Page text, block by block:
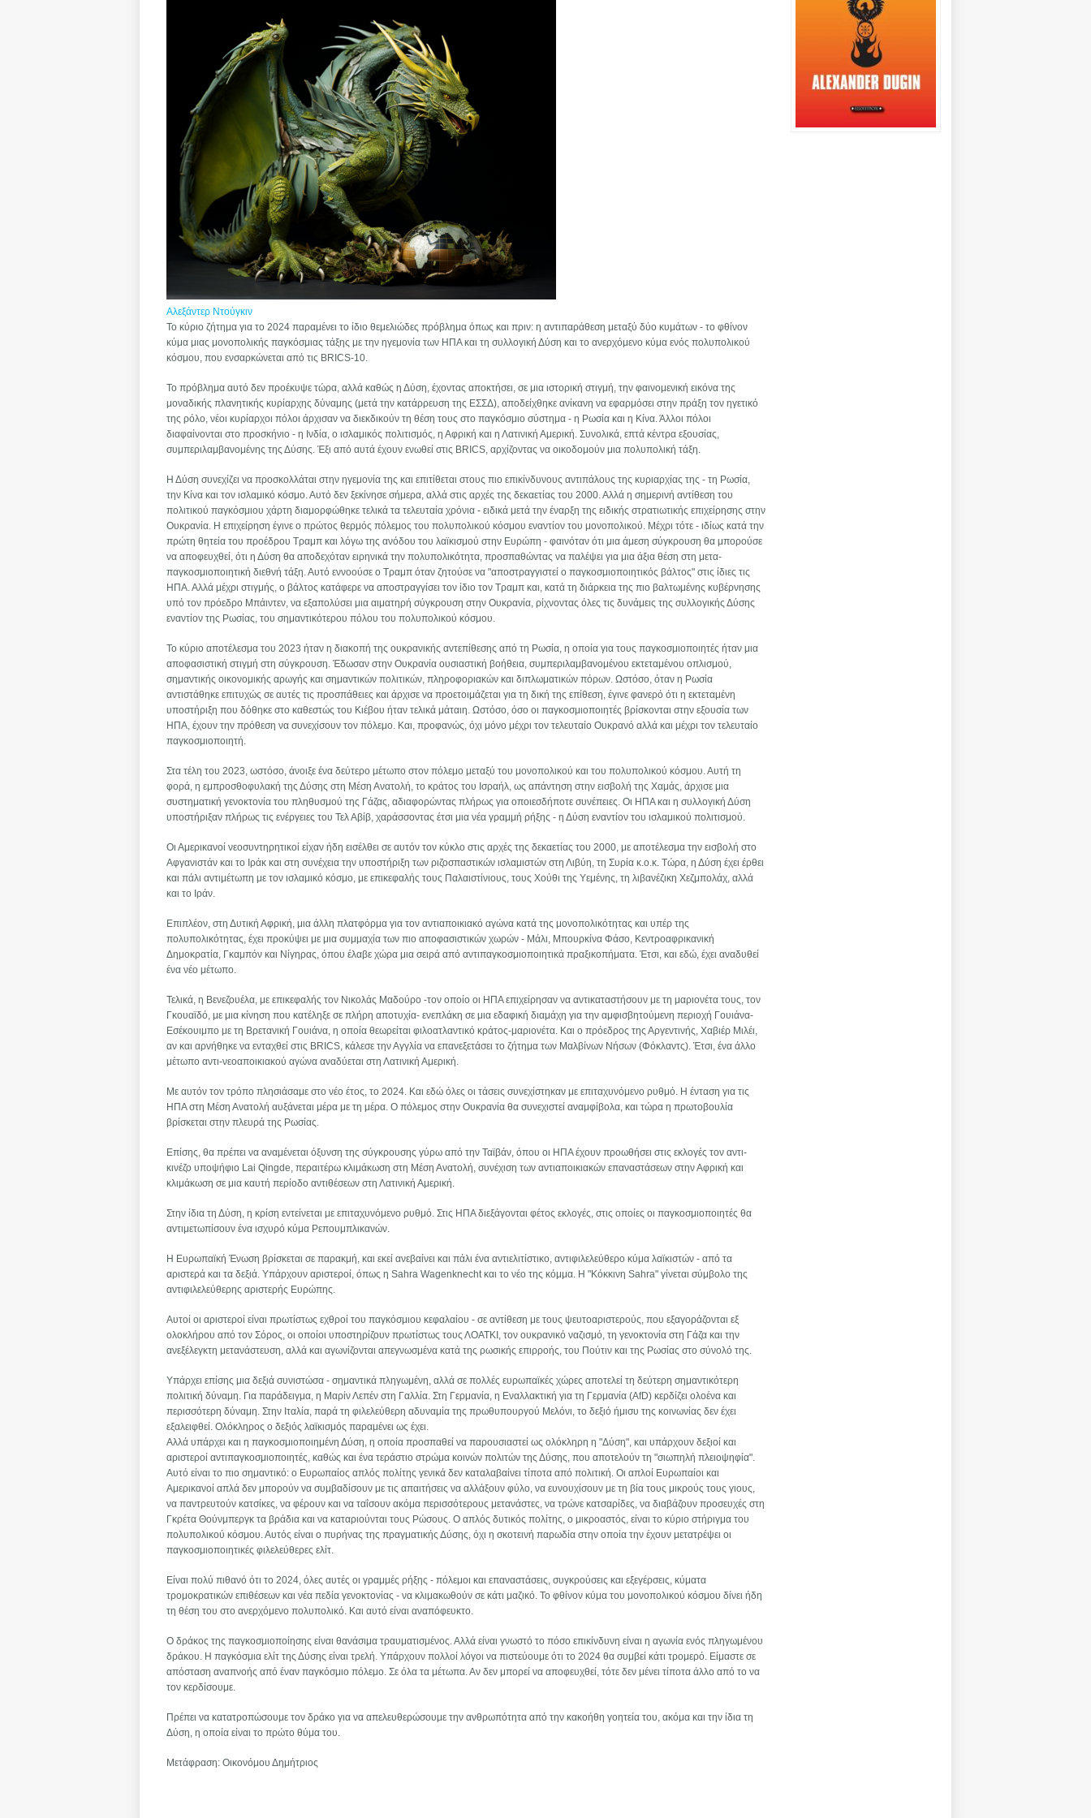
Αλεξάντερ Ντούγκιν
Το κύριο ζήτημα για το 2024 παραμένει το ίδιο θεμελιώδες πρόβλημα όπως και πριν: η αντιπαράθεση μεταξύ δύο κυμάτων - το φθίνον
κύμα μιας μονοπολικής παγκόσμιας τάξης με την ηγεμονία των ΗΠΑ και τη συλλογική Δύση και το ανερχόμενο κύμα ενός πολυπολικού
κόσμου, που ενσαρκώνεται από τις BRICS-10.
Το πρόβλημα αυτό δεν προέκυψε τώρα, αλλά καθώς η Δύση, έχοντας αποκτήσει, σε μια ιστορική στιγμή, την φαινομενική εικόνα της
μοναδικής πλανητικής κυρίαρχης δύναμης (μετά την κατάρρευση της ΕΣΣΔ), αποδείχθηκε ανίκανη να εφαρμόσει στην πράξη τον ηγετικό
της ρόλο, νέοι κυρίαρχοι πόλοι άρχισαν να διεκδικούν τη θέση τους στο παγκόσμιο σύστημα - η Ρωσία και η Κίνα. Άλλοι πόλοι
διαφαίνονται στο προσκήνιο - η Ινδία, ο ισλαμικός πολιτισμός, η Αφρική και η Λατινική Αμερική. Συνολικά, επτά κέντρα εξουσίας,
συμπεριλαμβανομένης της Δύσης. Έξι από αυτά έχουν ενωθεί στις BRICS, αρχίζοντας να οικοδομούν μια πολυπολική τάξη.
Η Δύση συνεχίζει να προσκολλάται στην ηγεμονία της και επιτίθεται στους πιο επικίνδυνους αντιπάλους της κυριαρχίας της - τη Ρωσία,
την Κίνα και τον ισλαμικό κόσμο. Αυτό δεν ξεκίνησε σήμερα, αλλά στις αρχές της δεκαετίας του 2000. Αλλά η σημερινή αντίθεση του
πολιτικού παγκόσμιου χάρτη διαμορφώθηκε τελικά τα τελευταία χρόνια - ειδικά μετά την έναρξη της ειδικής στρατιωτικής επιχείρησης στην
Ουκρανία. Η επιχείρηση έγινε ο πρώτος θερμός πόλεμος του πολυπολικού κόσμου εναντίον του μονοπολικού. Μέχρι τότε - ιδίως κατά την
πρώτη θητεία του προέδρου Τραμπ και λόγω της ανόδου του λαϊκισμού στην Ευρώπη - φαινόταν ότι μια άμεση σύγκρουση θα μπορούσε
να αποφευχθεί, ότι η Δύση θα αποδεχόταν ειρηνικά την πολυπολικότητα, προσπαθώντας να παλέψει για μια άξια θέση στη μετα-
παγκοσμιοποιητική διεθνή τάξη. Αυτό εννοούσε ο Τραμπ όταν ζητούσε να "αποστραγγιστεί ο παγκοσμιοποιητικός βάλτος" στις ίδιες τις
ΗΠΑ. Αλλά μέχρι στιγμής, ο βάλτος κατάφερε να αποστραγγίσει τον ίδιο τον Τραμπ και, κατά τη διάρκεια της πιο βαλτωμένης κυβέρνησης
υπό τον πρόεδρο Μπάιντεν, να εξαπολύσει μια αιματηρή σύγκρουση στην Ουκρανία, ρίχνοντας όλες τις δυνάμεις της συλλογικής Δύσης
εναντίον της Ρωσίας, του σημαντικότερου πόλου του πολυπολικού κόσμου.
Το κύριο αποτέλεσμα του 2023 ήταν η διακοπή της ουκρανικής αντεπίθεσης από τη Ρωσία, η οποία για τους παγκοσμιοποιητές ήταν μια
αποφασιστική στιγμή στη σύγκρουση. Έδωσαν στην Ουκρανία ουσιαστική βοήθεια, συμπεριλαμβανομένου εκτεταμένου οπλισμού,
σημαντικής οικονομικής αρωγής και σημαντικών πολιτικών, πληροφοριακών και διπλωματικών πόρων. Ωστόσο, όταν η Ρωσία
αντιστάθηκε επιτυχώς σε αυτές τις προσπάθειες και άρχισε να προετοιμάζεται για τη δική της επίθεση, έγινε φανερό ότι η εκτεταμένη
υποστήριξη που δόθηκε στο καθεστώς του Κιέβου ήταν τελικά μάταιη. Ωστόσο, όσο οι παγκοσμιοποιητές βρίσκονται στην εξουσία των
ΗΠΑ, έχουν την πρόθεση να συνεχίσουν τον πόλεμο. Και, προφανώς, όχι μόνο μέχρι τον τελευταίο Ουκρανό αλλά και μέχρι τον τελευταίο
παγκοσμιοποιητή.
Στα τέλη του 2023, ωστόσο, άνοιξε ένα δεύτερο μέτωπο στον πόλεμο μεταξύ του μονοπολικού και του πολυπολικού κόσμου. Αυτή τη
φορά, η εμπροσθοφυλακή της Δύσης στη Μέση Ανατολή, το κράτος του Ισραήλ, ως απάντηση στην εισβολή της Χαμάς, άρχισε μια
συστηματική γενοκτονία του πληθυσμού της Γάζας, αδιαφορώντας πλήρως για οποιεσδήποτε συνέπειες. Οι ΗΠΑ και η συλλογική Δύση
υποστήριξαν πλήρως τις ενέργειες του Τελ Αβίβ, χαράσσοντας έτσι μια νέα γραμμή ρήξης - η Δύση εναντίον του ισλαμικού πολιτισμού.
Οι Αμερικανοί νεοσυντηρητικοί είχαν ήδη εισέλθει σε αυτόν τον κύκλο στις αρχές της δεκαετίας του 2000, με αποτέλεσμα την εισβολή στο
Αφγανιστάν και το Ιράκ και στη συνέχεια την υποστήριξη των ριζοσπαστικών ισλαμιστών στη Λιβύη, τη Συρία κ.ο.κ. Τώρα, η Δύση έχει έρθει
και πάλι αντιμέτωπη με τον ισλαμικό κόσμο, με επικεφαλής τους Παλαιστίνιους, τους Χούθι της Υεμένης, τη λιβανέζικη Χεζμπολάχ, αλλά
και το Ιράν.
Επιπλέον, στη Δυτική Αφρική, μια άλλη πλατφόρμα για τον αντιαποικιακό αγώνα κατά της μονοπολικότητας και υπέρ της
πολυπολικότητας, έχει προκύψει με μια συμμαχία των πιο αποφασιστικών χωρών - Μάλι, Μπουρκίνα Φάσο, Κεντροαφρικανική
Δημοκρατία, Γκαμπόν και Νίγηρας, όπου έλαβε χώρα μια σειρά από αντιπαγκοσμιοποιητικά πραξικοπήματα. Έτσι, και εδώ, έχει αναδυθεί
ένα νέο μέτωπο.
Τελικά, η Βενεζουέλα, με επικεφαλής τον Νικολάς Μαδούρο -τον οποίο οι ΗΠΑ επιχείρησαν να αντικαταστήσουν με τη μαριονέτα τους, τον
Γκουαϊδό, με μια κίνηση που κατέληξε σε πλήρη αποτυχία- ενεπλάκη σε μια εδαφική διαμάχη για την αμφισβητούμενη περιοχή Γουιάνα-
Εσέκουιμπο με τη Βρετανική Γουιάνα, η οποία θεωρείται φιλοατλαντικό κράτος-μαριονέτα. Και ο πρόεδρος της Αργεντινής, Χαβιέρ Μιλέι,
αν και αρνήθηκε να ενταχθεί στις BRICS, κάλεσε την Αγγλία να επανεξετάσει το ζήτημα των Μαλβίνων Νήσων (Φόκλαντς). Έτσι, ένα άλλο
μέτωπο αντι-νεοαποικιακού αγώνα αναδύεται στη Λατινική Αμερική.
Με αυτόν τον τρόπο πλησιάσαμε στο νέο έτος, το 2024. Και εδώ όλες οι τάσεις συνεχίστηκαν με επιταχυνόμενο ρυθμό. Η ένταση για τις
ΗΠΑ στη Μέση Ανατολή αυξάνεται μέρα με τη μέρα. Ο πόλεμος στην Ουκρανία θα συνεχιστεί αναμφίβολα, και τώρα η πρωτοβουλία
βρίσκεται στην πλευρά της Ρωσίας.
Επίσης, θα πρέπει να αναμένεται όξυνση της σύγκρουσης γύρω από την Ταϊβάν, όπου οι ΗΠΑ έχουν προωθήσει στις εκλογές τον αντι-
κινέζο υποψήφιο Lai Qingde, περαιτέρω κλιμάκωση στη Μέση Ανατολή, συνέχιση των αντιαποικιακών επαναστάσεων στην Αφρική και
κλιμάκωση σε μια καυτή περίοδο αντιθέσεων στη Λατινική Αμερική.
Στην ίδια τη Δύση, η κρίση εντείνεται με επιταχυνόμενο ρυθμό. Στις ΗΠΑ διεξάγονται φέτος εκλογές, στις οποίες οι παγκοσμιοποιητές θα
αντιμετωπίσουν ένα ισχυρό κύμα Ρεπουμπλικανών.
Η Ευρωπαϊκή Ένωση βρίσκεται σε παρακμή, και εκεί ανεβαίνει και πάλι ένα αντιελιτίστικο, αντιφιλελεύθερο κύμα λαϊκιστών - από τα
αριστερά και τα δεξιά. Υπάρχουν αριστεροί, όπως η Sahra Wagenknecht και το νέο της κόμμα. Η "Κόκκινη Sahra" γίνεται σύμβολο της
αντιφιλελεύθερης αριστερής Ευρώπης.
Αυτοί οι αριστεροί είναι πρωτίστως εχθροί του παγκόσμιου κεφαλαίου - σε αντίθεση με τους ψευτοαριστερούς, που εξαγοράζονται εξ
ολοκλήρου από τον Σόρος, οι οποίοι υποστηρίζουν πρωτίστως τους ΛΟΑΤΚΙ, τον ουκρανικό ναζισμό, τη γενοκτονία στη Γάζα και την
ανεξέλεγκτη μετανάστευση, αλλά και αγωνίζονται απεγνωσμένα κατά της ρωσικής επιρροής, του Πούτιν και της Ρωσίας στο σύνολό της.
Υπάρχει επίσης μια δεξιά συνιστώσα - σημαντικά πληγωμένη, αλλά σε πολλές ευρωπαϊκές χώρες αποτελεί τη δεύτερη σημαντικότερη
πολιτική δύναμη. Για παράδειγμα, η Μαρίν Λεπέν στη Γαλλία. Στη Γερμανία, η Εναλλακτική για τη Γερμανία (AfD) κερδίζει ολοένα και
περισσότερη δύναμη. Στην Ιταλία, παρά τη φιλελεύθερη αδυναμία της πρωθυπουργού Μελόνι, το δεξιό ήμισυ της κοινωνίας δεν έχει
εξαλειφθεί. Ολόκληρος ο δεξιός λαϊκισμός παραμένει ως έχει.
Αλλά υπάρχει και η παγκοσμιοποιημένη Δύση, η οποία προσπαθεί να παρουσιαστεί ως ολόκληρη η "Δύση", και υπάρχουν δεξιοί και
αριστεροί αντιπαγκοσμιοποιητές, καθώς και ένα τεράστιο στρώμα κοινών πολιτών της Δύσης, που αποτελούν τη "σιωπηλή πλειοψηφία".
Αυτό είναι το πιο σημαντικό: ο Ευρωπαίος απλός πολίτης γενικά δεν καταλαβαίνει τίποτα από πολιτική. Οι απλοί Ευρωπαίοι και
Αμερικανοί απλά δεν μπορούν να συμβαδίσουν με τις απαιτήσεις να αλλάξουν φύλο, να ευνουχίσουν με τη βία τους μικρούς τους γιους,
να παντρευτούν κατσίκες, να φέρουν και να ταΐσουν ακόμα περισσότερους μετανάστες, να τρώνε κατσαρίδες, να διαβάζουν προσευχές στη
Γκρέτα Θούνμπεργκ τα βράδια και να καταριούνται τους Ρώσους. Ο απλός δυτικός πολίτης, ο μικροαστός, είναι το κύριο στήριγμα του
πολυπολικού κόσμου. Αυτός είναι ο πυρήνας της πραγματικής Δύσης, όχι η σκοτεινή παρωδία στην οποία την έχουν μετατρέψει οι
παγκοσμιοποιητικές φιλελεύθερες ελίτ.
Είναι πολύ πιθανό ότι το 2024, όλες αυτές οι γραμμές ρήξης - πόλεμοι και επαναστάσεις, συγκρούσεις και εξεγέρσεις, κύματα
τρομοκρατικών επιθέσεων και νέα πεδία γενοκτονίας - να κλιμακωθούν σε κάτι μαζικό. Το φθίνον κύμα του μονοπολικού κόσμου δίνει ήδη
τη θέση του στο ανερχόμενο πολυπολικό. Και αυτό είναι αναπόφευκτο.
Ο δράκος της παγκοσμιοποίησης είναι θανάσιμα τραυματισμένος. Αλλά είναι γνωστό το πόσο επικίνδυνη είναι η αγωνία ενός πληγωμένου
δράκου. Η παγκόσμια ελίτ της Δύσης είναι τρελή. Υπάρχουν πολλοί λόγοι να πιστεύουμε ότι το 2024 θα συμβεί κάτι τρομερό. Είμαστε σε
απόσταση αναπνοής από έναν παγκόσμιο πόλεμο. Σε όλα τα μέτωπα. Αν δεν μπορεί να αποφευχθεί, τότε δεν μένει τίποτα άλλο από το να
τον κερδίσουμε.
Πρέπει να κατατροπώσουμε τον δράκο για να απελευθερώσουμε την ανθρωπότητα από την κακοήθη γοητεία του, ακόμα και την ίδια τη
Δύση, η οποία είναι το πρώτο θύμα του.
Μετάφραση: Οικονόμου Δημήτριος